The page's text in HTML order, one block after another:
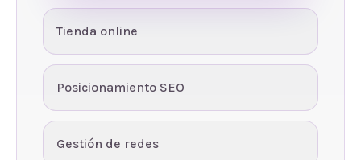
Tienda online
Posicionamiento SEO
Gestión de redes